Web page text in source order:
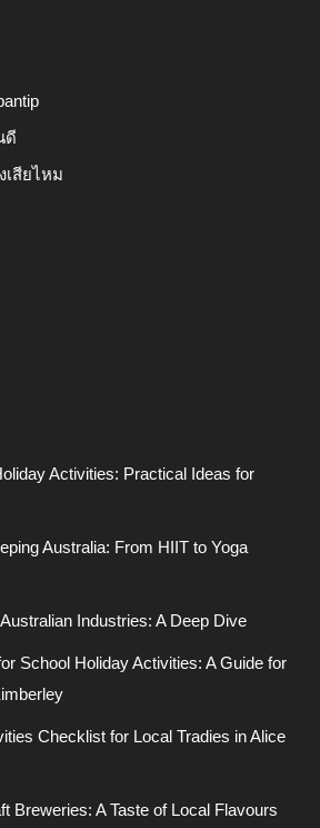
ดี
เสียไหม
Activities: Practical Ideas for
Australia: From HIIT to Yoga
Industries: A Deep Dive
School Holiday Activities: A Guide for
Checklist for Local Tradies in Alice
Breweries: A Taste of Local Flavours